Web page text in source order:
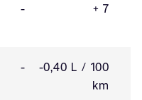
- + 7
-
-0,40 L / 100
km